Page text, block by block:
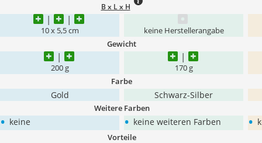
B x L x H
10 x 5,5 cm keine Herstellerangabe
Gewicht
200 g 170 g
Farbe
Gold Schwarz-Silber
Weitere Farben
• keine • keine weiteren Farben •
Vorteile